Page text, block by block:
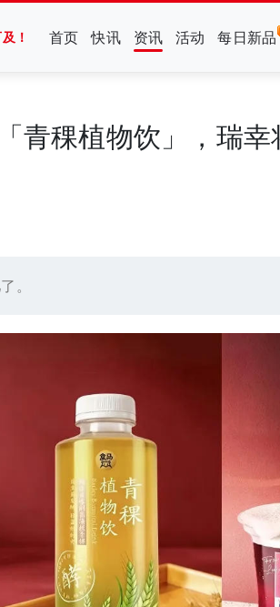
！ 首页 快讯 资讯 活动 每日新品
青稞植物饮」，瑞
。